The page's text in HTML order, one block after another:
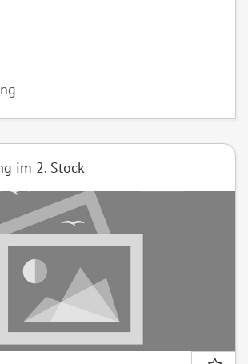
im 2. Stock